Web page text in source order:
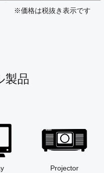
※価格は税抜き表示です
製品
Projector